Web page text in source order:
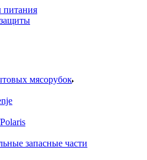
мясорубок
запасные части